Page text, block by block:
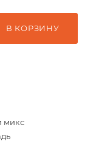
В КОРЗИНУ
микс